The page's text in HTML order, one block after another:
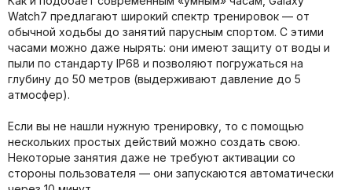
Watch7 предлагают широкий спектр тренировок — от
обычной ходьбы до занятий парусным спортом. С этими
часами можно даже нырять: они имеют защиту от воды и
пыли по стандарту IP68 и позволяют погружаться на
глубину до 50 метров (выдерживают давление до 5
атмосфер).
Если вы не нашли нужную тренировку, то с помощью
нескольких простых действий можно создать свою.
Некоторые занятия даже не требуют активации со
стороны пользователя — они запускаются автоматически